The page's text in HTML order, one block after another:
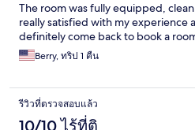
The room was fully equipped,
really satisfied with my experience
definitely come back to book a
Berry, ทริป 1 คืน
รีวิวที่ตรวจสอบแล้ว